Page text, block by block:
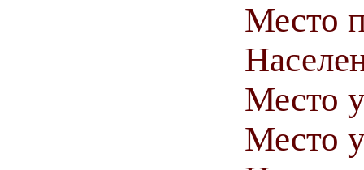
Место
Место
Место